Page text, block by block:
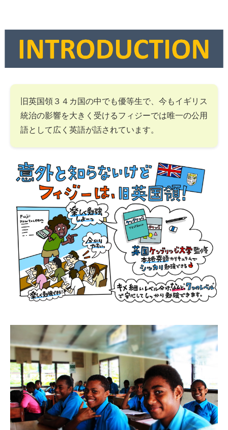
旧英国領３４カ国の中でも優等生で、今もイギリス
統治の影響を大きく受けるフィジーでは唯一の公用
語として広く英語が話されています。